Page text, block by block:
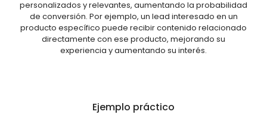
personalizados y relevantes, aumentando la probabilidad
de conversión. Por ejemplo, un lead interesado en un
producto específico puede recibir contenido relacionado
directamente con ese producto, mejorando su
experiencia y aumentando su interés.
Ejemplo práctico